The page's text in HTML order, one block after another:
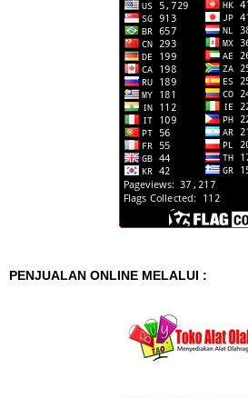
PENJUALAN ONLINE MELALUI :